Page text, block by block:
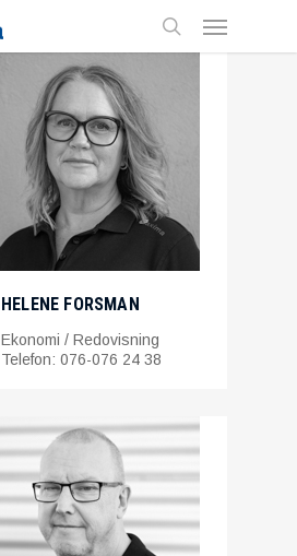
search
Menu
HELENE FORSMAN
Ekonomi / Redovisning
Telefon: 076-076 24 38